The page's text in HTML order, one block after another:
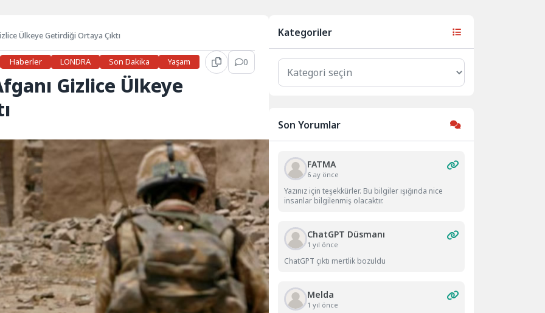
Ülkeye Getirdiği Ortaya Çıktı
Haberler LONDRA Son Dakika Yaşam 0
Gizlice Ülkeye
Kategoriler
Kategoriler
Son Yorumlar
FATMA
6 ay önce
Yazınız için teşekkürler. Bu bilgiler ışığında nice
insanlar bilgilenmiş olacaktır.
ChatGPT Düsmanı
1 yıl önce
ChatGPT çıktı mertlik bozuldu
Melda
1 yıl önce